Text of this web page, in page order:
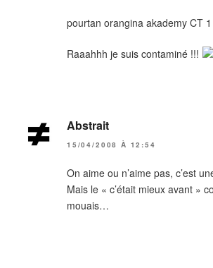
pourtan orangina akademy CT
Raaahhh je suis contaminé !!!
Abstrait
15/04/2008 À 12:54
On aime ou n’aime pas, c’est
Mais le « c’était mieux avant »
mouais…